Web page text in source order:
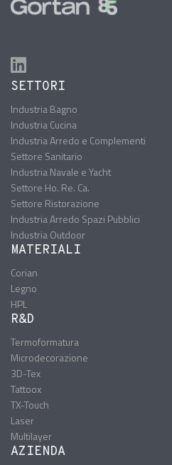
SETTORI
Industria Bagno
Industria Cucina
Industria Arredo e Complementi
Settore Sanitario
Industria Navale e Yacht
Settore Ho. Re. Ca.
Settore Ristorazione
Industria Arredo Spazi Pubblici
Industria Outdoor
MATERIALI
Corian
Legno
HPL
R&D
Termoformatura
Microdecorazione
3D-Tex
Tattoox
TX-Touch
Laser
Multilayer
AZIENDA